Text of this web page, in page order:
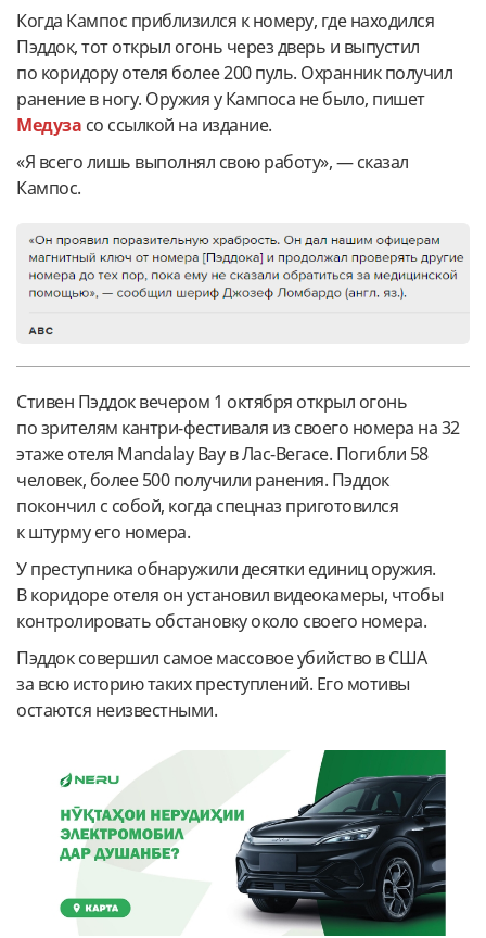
Когда Кампос приблизился к номеру, где находился
Пэддок, тот открыл огонь через дверь и выпустил
по коридору отеля более 200 пуль. Охранник получил
ранение в ногу. Оружия у Кампоса не было, пишет
Медуза со ссылкой на издание.
«Я всего лишь выполнял свою работу», — сказал
Кампос.
Стивен Пэддок вечером 1 октября открыл огонь
по зрителям кантри-фестиваля из своего номера на 32
этаже отеля Mandalay Bay в Лас-Вегасе. Погибли 58
человек, более 500 получили ранения. Пэддок
покончил с собой, когда спецназ приготовился
к штурму его номера.
У преступника обнаружили десятки единиц оружия.
В коридоре отеля он установил видеокамеры, чтобы
контролировать обстановку около своего номера.
Пэддок совершил самое массовое убийство в США
за всю историю таких преступлений. Его мотивы
остаются неизвестными.